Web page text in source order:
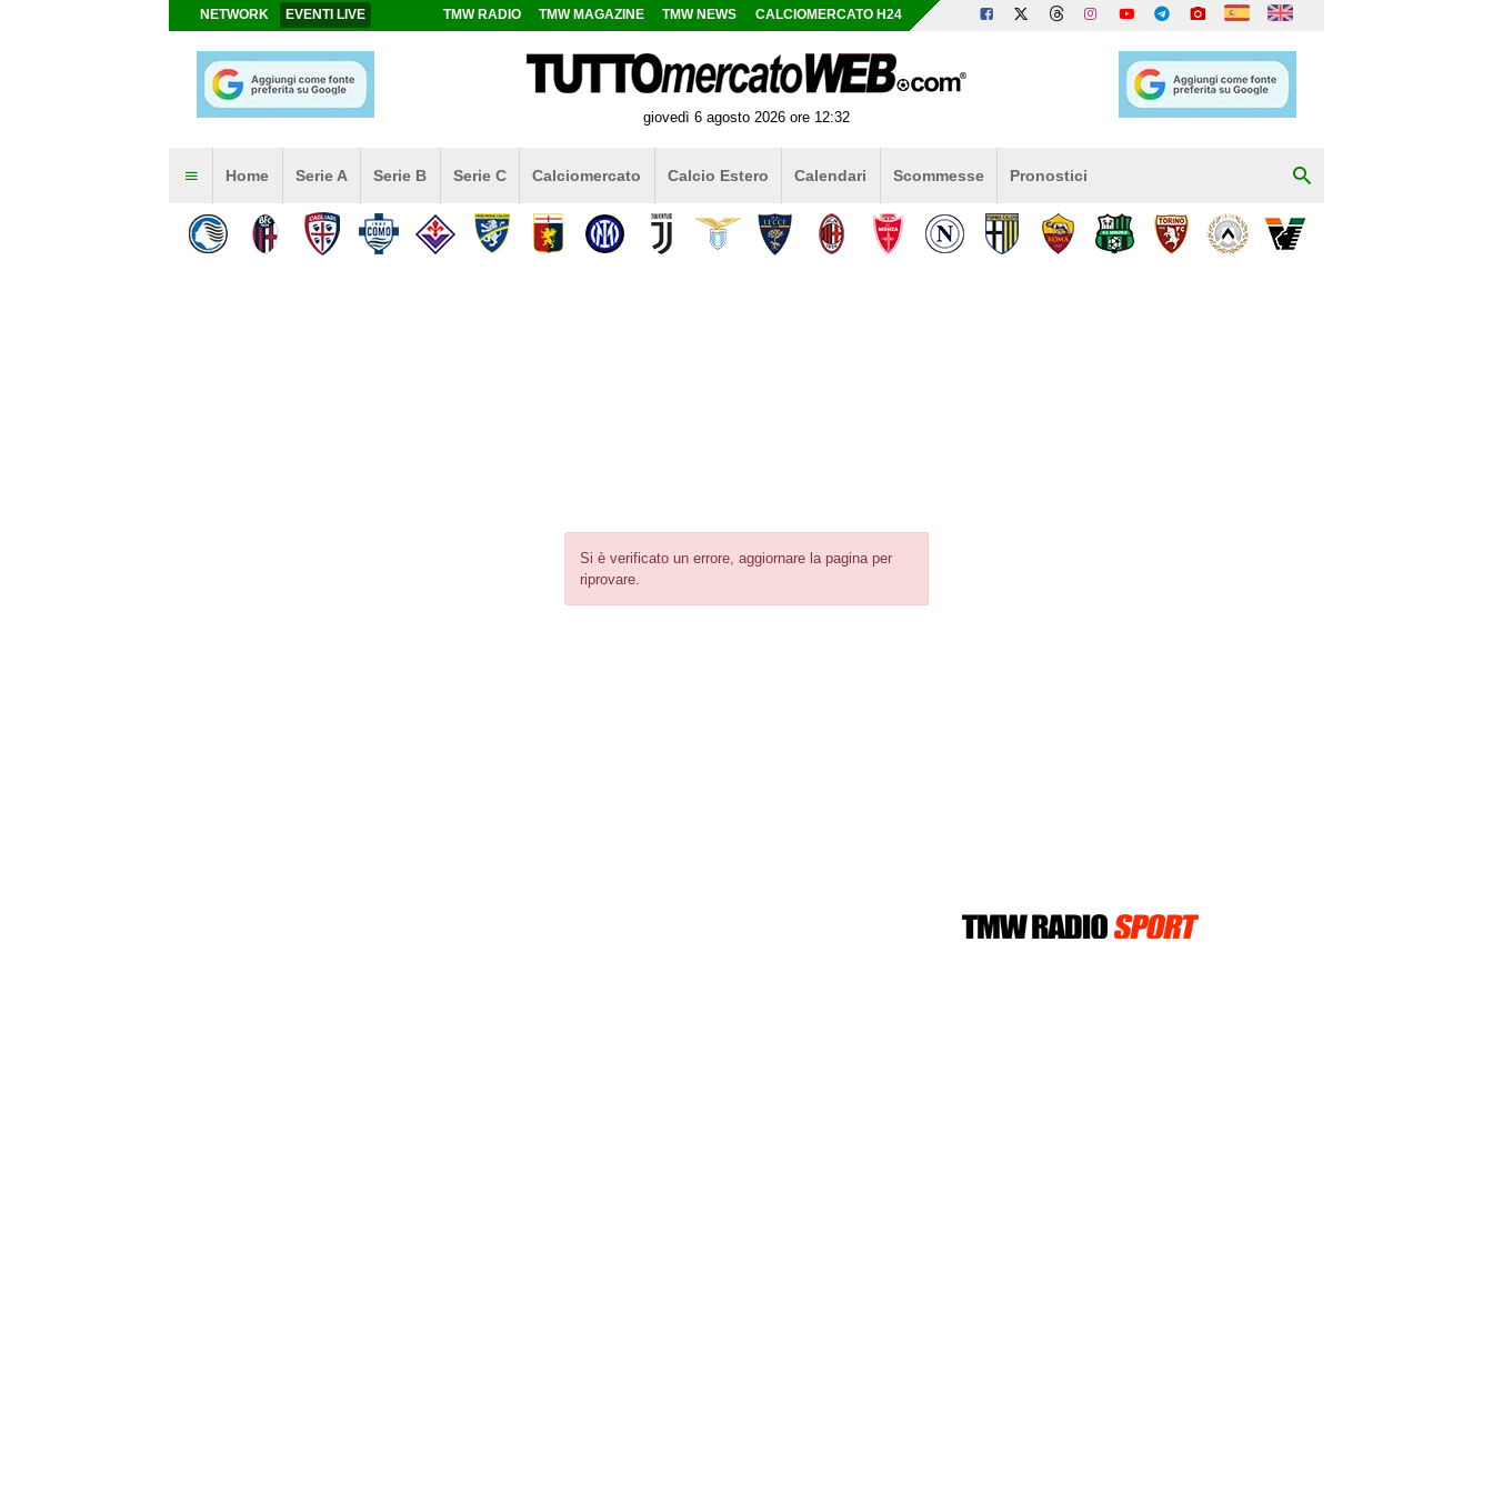
Si è verificato un errore, aggiornare la pagina per
riprovare.
NETWORK EVENTI LIVE TMW RADIO TMW MAGAZINE TMW NEWS CALCIOMERCATO H24
giovedì 6 agosto 2026 ore 12:32
Home Serie A Serie B Serie C Calciomercato Calcio Estero Calendari Scommesse Pronostici